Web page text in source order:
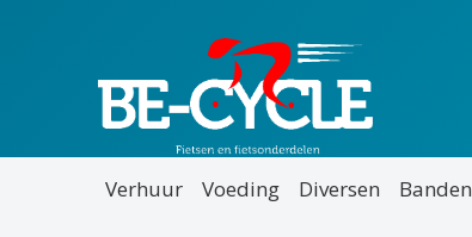
Verhuur Voeding Diversen Banden